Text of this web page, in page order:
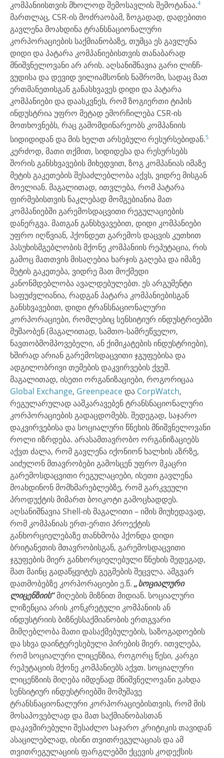
კომპანიისთვის მხოლოდ შემოსავლის შემოტანაა.4
მართლაც, CSR-ის მოძრაობამ, ზოგადად, დადებითი
გავლენა მოახდინა ტრანსნაციონალური
კორპორაციების საქმიანობაზე, თუმცა ეს გავლენა
დიდი და პატარა კომპანიებისთვის თანაბარად
მნიშვნელოვანი არ არის. აღსანიშნავია გარი ლინჩ-
ვუდისა და დევიდ ვილიამსონის ნაშრომი, სადაც მათ
ერთმანეთისგან განასხვავეს დიდი და პატარა
კომპანიები და დაასკვნეს, რომ ზოგიერთი ტიპის
ინდუსტრია უფრო მეტად ემორჩილება CSR-ის
მოთხოვნებს, რაც გამომდინარეობს კომპანიის
სიდიდიდან და მის ხელთ არსებული რესურსებიდან.5
კერძოდ, მათი თქმით, სიდიდესა და რესურსებს
შორის განსხვავების მიხედვით, ზოგ კომპანიას იმაზე
მეტის გაკეთების შესაძლებლობა აქვს, ვიდრე მისგან
მოელიან. მაგალითად, ითვლება, რომ პატარა
ფირმებისთვის ნაკლებად მომგებიანია მათ
კომპანიებში გარემოსდაცვითი რეგულაციების
დანერგვა. მათგან განსხვავებით, დიდი კომპანიები
უფრო იღწვიან, ჰქონდეთ გარემოს დაცვის კუთხით
პასუხისმგებლობის მქონე კომპანიის რეპუტაცია, რის
გამოც მათთვის მისაღებია ხარჯის გაღება და იმაზე
მეტის გაკეთება, ვიდრე მათ მოქმედი
კანონმდებლობა ავალდებულებთ. ეს არგუმენტი
საფუძვლიანია, რადგან პატარა კომპანიებისგან
განსხვავებით, დიდი ტრანსნაციონალური
კორპორაციები, რომლებიც სენსიტიურ ინდუსტრიებში
მუშაობენ (მაგალითად, სამთო-სამრეწველო,
ნავთობმომპოვებელი, ან ქიმიკატების ინდუსტრიები),
ხშირად არიან გარემოსდაცვითი ჯგუფებისა და
ადგილობრივი თემების დაკვირვების ქვეშ.
მაგალითად, ისეთი ორგანიზაციები, როგორიცაა
Global Exchange, Greenpeaceდა CorpWatch,
რეგულარულად ააშკარავებენ ტრანსნაციონალური
კორპორაციების გადაცდომებს. შედეგად, საჯარო
დაკვირვებისა და სოციალური წნეხის მნიშვნელოვანი
როლი იზრდება. არასამთავრობო ორგანიზაციებს
აქვთ ძალა, რომ გავლენა იქონიონ ხალხის აზრზე,
აიძულონ მთავრობები გამოსცენ უფრო მკაცრი
გარემოსდაცვითი რეგულაციები, ისეთი გავლენა
მოახდინონ მომხმარებლებზე, რომ გარკვეული
პროდუქტის მიმართ ბოიკოტი გამოცხადდეს.
აღსანიშნავია Shell-ის მაგალითი – იმის მიუხედავად,
რომ კომპანიას ერთ-ერთი პროექტის
განხორციელებაზე თანხმობა ჰქონდა დიდი
ბრიტანეთის მთავრობისგან, გარემოსდაცვითი
ჯგუფების მიერ განხორციელებული წნეხის შედეგად,
მათ მაინც გადაწყვიტეს გეგმების შეცვლა. ამგვარ
დათმობებზე კორპორაციები ე.წ.„სოციალური
ლიცენზიის“მიღების მიზნით მიდიან. სოციალური
ლიზენცია არის კონკრეტული კომპანიის ან
ინდუსტრიის ბიზნესსაქმიანობის ერთგვარი
მიმღებლობა მათი დასაქმებულების, საზოგადოების
და სხვა დაინტერესებული პირების მიერ. ითვლება,
რომ სოციალური ლიცენზია, როგორც წესი, კარგი
რეპუტაციის მქონე კომპანიებს აქვთ. სოციალური
ლიცენზიის მიღება იმდენად მნიშვნელოვანი გახდა
სენსიტიურ ინდუსტრიებში მომუშავე
ტრანსნაციონალური კორპორაციებისთვის, რომ მის
მოსაპოვებლად და მათ საქმიანობასთან
დაკავშირებული შესაძლო საჯარო კრიტიკის თავიდან
ასაცილებლად, ისინი თვითრეგულაციას და ამ
თვითრეგულაციის ფარგლებში ქცევის კოდექსის